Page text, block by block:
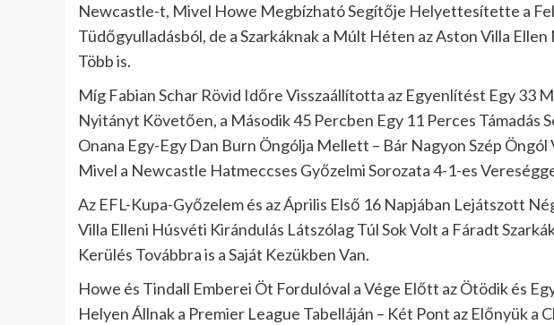
Newcastle-t, Mivel Howe Megbízható Segítője Helyettesítette a
Tüdőgyulladásból, de a Szarkáknak a Múlt Héten az Aston Villa
Több is.
Míg Fabian Schar Rövid Időre Visszaállította az Egyenlítést Egy 33
Nyitányt Követően, a Második 45 Percben Egy 11 Perces Támadás
Onana Egy-Egy Dan Burn Öngólja Mellett – Bár Nagyon Szép
Mivel a Newcastle Hatmeccses Győzelmi Sorozata 4-1-es
Az EFL-Kupa-Győzelem és az Április Első 16 Napjában Lejátszott
Villa Elleni Húsvéti Kirándulás Látszólag Túl Sok Volt a Fáradt
Kerülés Továbbra is a Saját Kezükben Van.
Howe és Tindall Emberei Öt Fordulóval a Vége Előtt az Ötödik és
Helyen Állnak a Premier League Tabelláján – Két Pont az Előnyük a